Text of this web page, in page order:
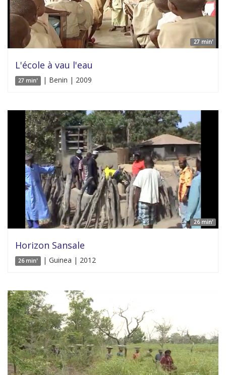
27 min'
L'école à vau l'eau
27 min' | Benin | 2009
26 min'
Horizon Sansale
26 min' | Guinea | 2012